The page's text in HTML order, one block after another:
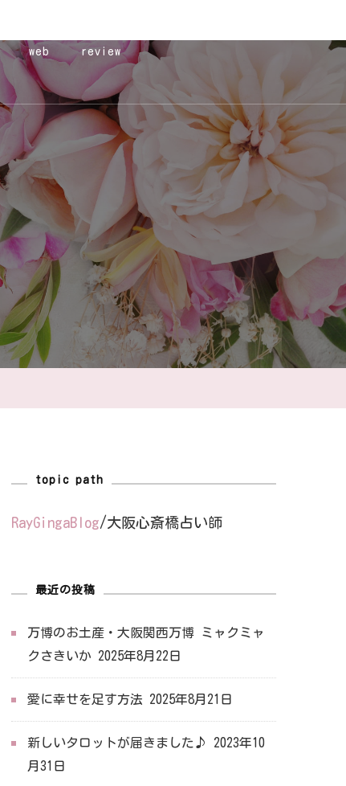
web review
topic path
RayGingaBlog/大阪心斎橋占い師
最近の投稿
万博のお土産・大阪関西万博 ミャクミャ
クさきいか
2025年8月22日
愛に幸せを足す方法 2025年8月21日
新しいタロットが届きました♪
2023年10
月31日